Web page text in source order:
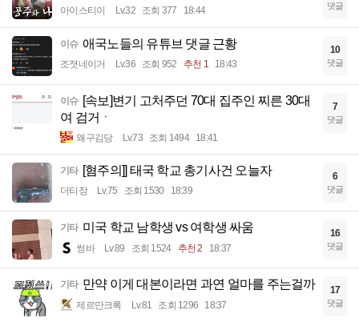
아이스티이 Lv.32 조회 377 18:44 댓글
이슈 애국노들의 유튜브 댓글 근황
조졋네이거 Lv.36 조회 952 추천 1 18:43
10
댓글
이슈 [속보]변기 고처주던 70대 집주인 찌른 30대
여 검거ㆍ
왜구김당 Lv.73 조회 1494 18:41
7
댓글
기타 [혐주의]] 태국 학교 총기사건 오늘자
더티장 Lv.75 조회 1530 18:39
6
댓글
기타 미국 학교 남학생 vs 여학생 싸움
썽바 Lv.89 조회 1524 추천 2 18:37
16
댓글
기타 만약 이게 대본이라면 과연 얼마를 주는걸까
제르만크록 Lv.81 조회 1296 18:37
17
댓글